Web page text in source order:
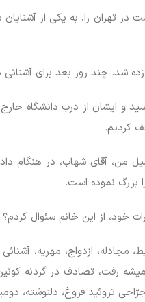
در تهران را، به یکی از
شد. چند روز بعد برای
و ایشان از درب دانشگاه
کردیم.
بزرگ نموده است.
خود، از این خانم سئوال
مجادله، ازدواج، مهریه،
رفت، تصادف در گردنه
تروئید فروغ، دلنوشته،